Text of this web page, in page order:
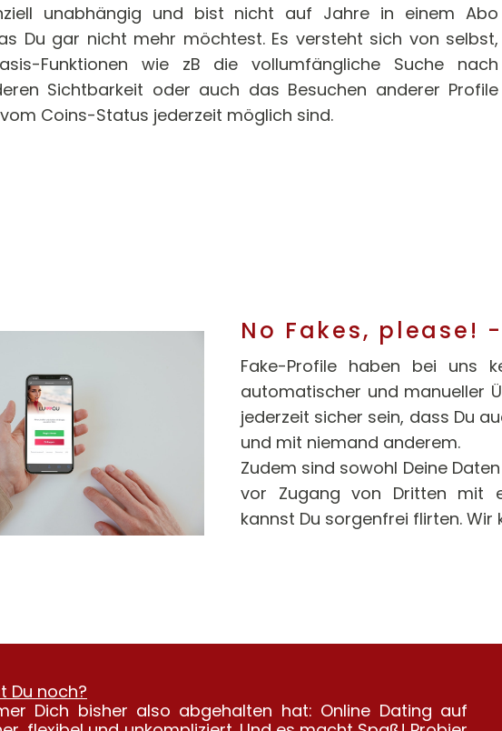
unabhängig und bist nicht auf Jahre in einem Abo
Du gar nicht mehr möchtest. Es versteht sich von selbst,
Funktionen wie zB die vollumfängliche Suche nach
Sichtbarkeit oder auch das Besuchen anderer Profile
Coins-Status jederzeit möglich sind.
No Fakes, please!
Fake-Profile haben bei uns
automatischer und manueller
jederzeit sicher sein, dass Du
und mit niemand anderem.
Zudem sind sowohl Deine
vor Zugang von Dritten mit
kannst Du sorgenfrei flirten. Wir
Du noch?
Dich bisher also abgehalten hat: Online Dating auf